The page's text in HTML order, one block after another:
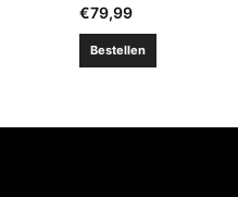
€79,99
Bestellen